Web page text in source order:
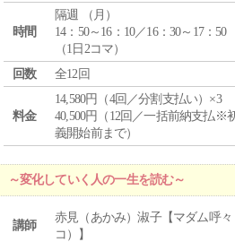
時間
隔週 （ 月 ）
14：50～16：10／16：30～17：50
（1日2コマ）
回数
全12回
料金
14,580円（4回／分割支払い）×3
40,500円（12回／一括前納支払※
義開始前まで）
変化していく人の一生を読む～
講師
赤見（あかみ）淑子【マダム呼々
コ）】